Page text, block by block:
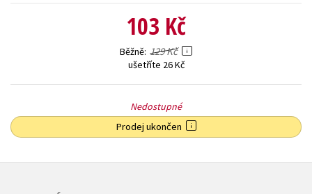
103 Kč
Běžně 129 Kč
ušetříte 26 Kč
Nedostupné
Prodej ukončen